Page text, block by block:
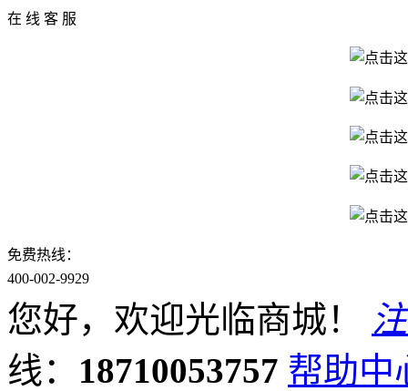
在 线 客 服
免费热线：
400-002-9929
您好，欢迎光临商城！
线： 18710053757 帮助中